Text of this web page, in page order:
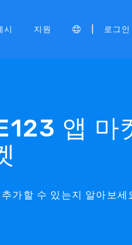
시 지원 로그인
앱 마
가할 수 있는지 알아보세